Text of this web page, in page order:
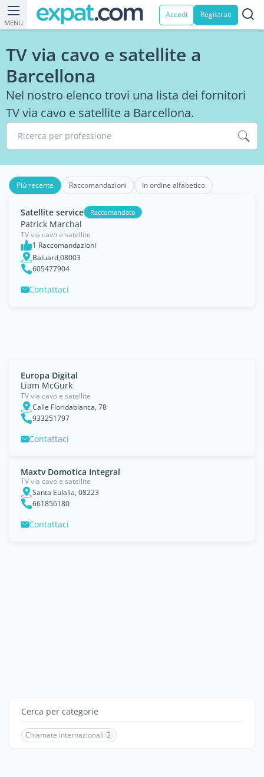
MENU
Accedi Registrati
TV via cavo e satellite a
Barcellona
Nel nostro elenco trovi una lista dei fornitori
TV via cavo e satellite a Barcellona.
Ricerca per professione
Più recente Raccomandazioni In ordine alfabetico
Satellite service Raccomandato
Patrick Marchal
TV via cavo e satellite
1 Raccomandazioni
Baluard,08003
605477904
Contattaci
Europa Digital
Liam McGurk
TV via cavo e satellite
Calle Floridablanca, 78
933251797
Contattaci
Maxtv Domotica Integral
TV via cavo e satellite
Santa Eulalia, 08223
661856180
Contattaci
Cerca per categorie
Chiamate internazionali 2